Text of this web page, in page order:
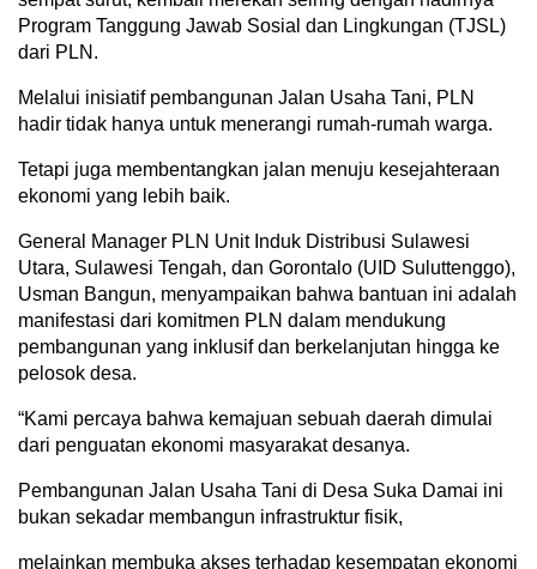
Program Tanggung Jawab Sosial dan Lingkungan (TJSL)
dari PLN.
Melalui inisiatif pembangunan Jalan Usaha Tani, PLN
hadir tidak hanya untuk menerangi rumah-rumah warga.
Tetapi juga membentangkan jalan menuju kesejahteraan
ekonomi yang lebih baik.
General Manager PLN Unit Induk Distribusi Sulawesi
Utara, Sulawesi Tengah, dan Gorontalo (UID Suluttenggo),
Usman Bangun, menyampaikan bahwa bantuan ini adalah
manifestasi dari komitmen PLN dalam mendukung
pembangunan yang inklusif dan berkelanjutan hingga ke
pelosok desa.
“Kami percaya bahwa kemajuan sebuah daerah dimulai
dari penguatan ekonomi masyarakat desanya.
Pembangunan Jalan Usaha Tani di Desa Suka Damai ini
bukan sekadar membangun infrastruktur fisik,
melainkan membuka akses terhadap kesempatan ekonomi